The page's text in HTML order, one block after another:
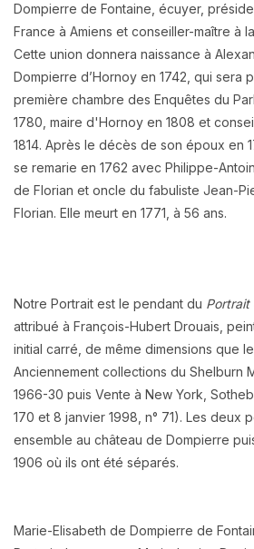
Dompierre de Fontaine, écuyer,
France à Amiens et conseiller-maître à
Cette union donnera naissance à
Dompierre d’Hornoy en 1742, qui sera
première chambre des Enquêtes du
1780, maire d'Hornoy en 1808 et
1814. Après le décès de son époux en
se remarie en 1762 avec Philippe-
de Florian et oncle du fabuliste Jean-
Florian. Elle meurt en 1771, à 56 ans.
Notre Portrait est le pendant du Portrait
attribué à François-Hubert Drouais,
initial carré, de même dimensions que
Anciennement collections du Shelburn
1966-30 puis Vente à New York,
170 et 8 janvier 1998, n° 71). Les deux
ensemble au château de Dompierre
1906 où ils ont été séparés.
Marie-Elisabeth de Dompierre de